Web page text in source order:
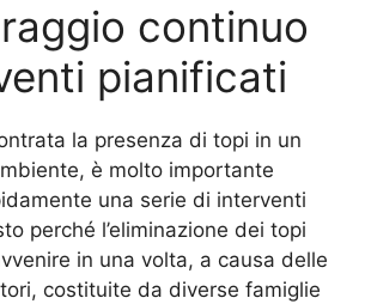
continuo
pianificati
la presenza di topi in un
è molto importante
una serie di interventi
perché l’eliminazione dei topi
in una volta, a causa delle
costituite da diverse famiglie